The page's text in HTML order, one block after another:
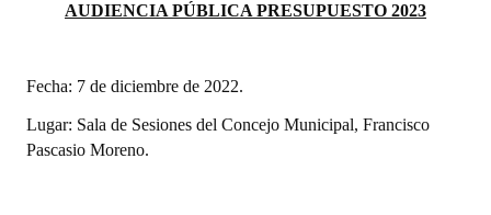
Declaraciones
Resoluciones
AUDIENCIA PÚBLICA PRESUPUESTO 2023
Fecha: 7 de diciembre de 2022.
Lugar: Sala de Sesiones del Concejo Municipal, Francisco
Pascasio Moreno.